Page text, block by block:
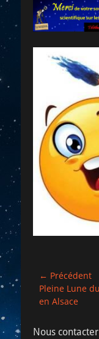
Navigation
de
l’article
← Précédent
Article
précédent :
Pleine Lune
en Alsace
Nous contacter